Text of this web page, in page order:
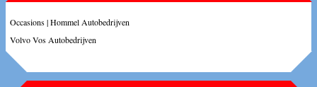
Occasions | Hommel Autobedrijven
Volvo Vos Autobedrijven